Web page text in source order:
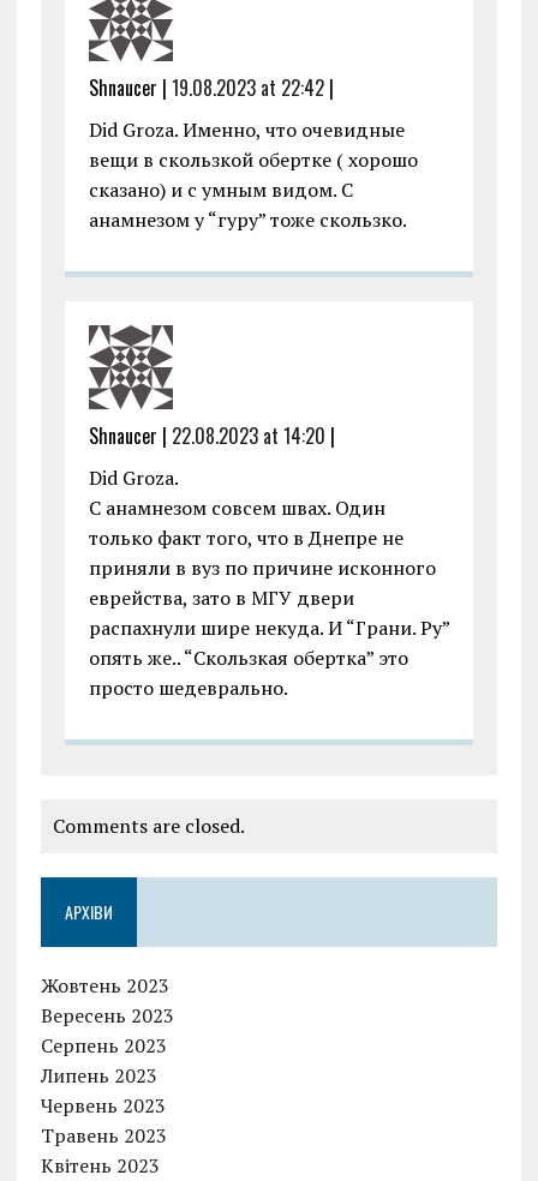
Shnaucer | 19.08.2023 at 22:42|
Did Groza. Именно, что очевидные
вещи в скользкой обертке ( хорошо
сказано) и с умным видом. С
анамнезом у “гуру” тоже скользко.
Shnaucer | 22.08.2023 at 14:20 |
Did Groza.
С анамнезом совсем швах. Один
только факт того, что в Днепре не
приняли в вуз по причине исконного
еврейства, зато в МГУ двери
распахнули шире некуда. И “Грани. Ру”
опять же.. “Скользкая обертка” это
просто шедеврально.
Comments are closed.
АРХІВИ
Жовтень 2023
Вересень 2023
Серпень 2023
Липень 2023
Червень 2023
Травень 2023
Квітень 2023